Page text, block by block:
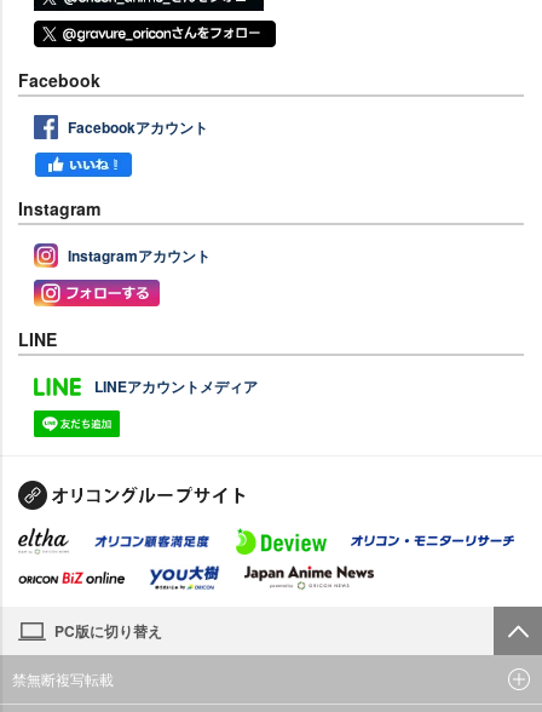
Facebook
Facebookアカウント
Instagram
Instagramアカウント
LINE
LINEアカウントメディア
PC版に切り替え
禁無断複写転載